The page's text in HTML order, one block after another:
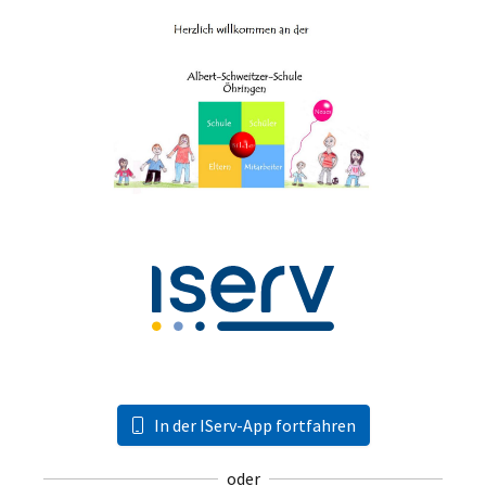
In der IServ-App fortfahren
oder